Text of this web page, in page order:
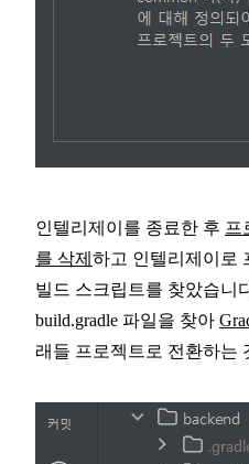
인텔리제이를 종료한 후 프
를 삭제 하고 인텔리제이로
빌드 스크립트를 찾았습니
build.gradle 파일을 찾아
래들 프로젝트로 전환하는